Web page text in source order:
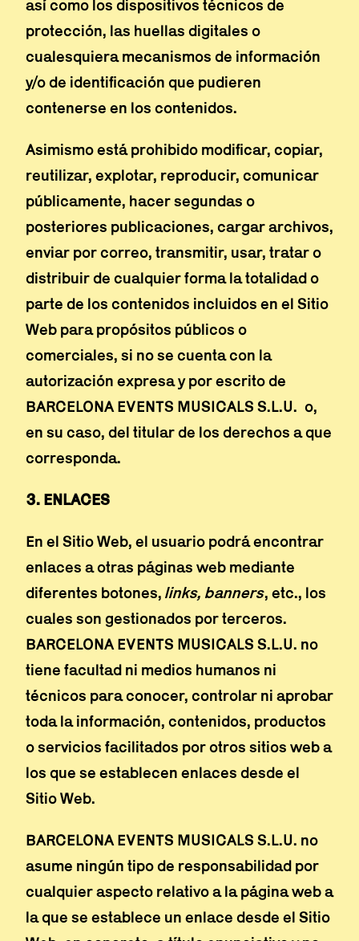
así como los dispositivos técnicos de
protección, las huellas digitales o
cualesquiera mecanismos de información
y/o de identificación que pudieren
contenerse en los contenidos.
Asimismo está prohibido modificar, copiar,
reutilizar, explotar, reproducir, comunicar
públicamente, hacer segundas o
posteriores publicaciones, cargar archivos,
enviar por correo, transmitir, usar, tratar o
distribuir de cualquier forma la totalidad o
parte de los contenidos incluidos en el Sitio
Web para propósitos públicos o
comerciales, si no se cuenta con la
autorización expresa y por escrito de
BARCELONA EVENTS MUSICALS S.L.U. o,
en su caso, del titular de los derechos a que
corresponda.
3. ENLACES
En el Sitio Web, el usuario podrá encontrar
enlaces a otras páginas web mediante
diferentes botones, links, banners, etc., los
cuales son gestionados por terceros.
BARCELONA EVENTS MUSICALS S.L.U. no
tiene facultad ni medios humanos ni
técnicos para conocer, controlar ni aprobar
toda la información, contenidos, productos
o servicios facilitados por otros sitios web a
los que se establecen enlaces desde el
Sitio Web.
BARCELONA EVENTS MUSICALS S.L.U. no
asume ningún tipo de responsabilidad por
cualquier aspecto relativo a la página web a
la que se establece un enlace desde el Sitio